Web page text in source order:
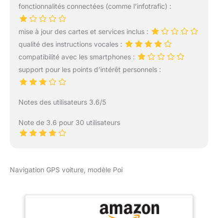
(3) Prend en charge la
signifie pas radio FM,
juste pour transmettre le
son GPS à votre voiture
Paramètres
personnalisés : (1) Vous
fonction du poids, de la
et de la largeur de votre
etc. (2) Prend en charge
taxi, urgence, vélo,
piéton Mise à jour
fonctionnalités connectées (comme l’infotrafic) :
mise à jour des cartes et services inclus :
qualité des instructions vocales :
compatibilité avec les smartphones :
support pour les points d’intérêt personnels :
Notes des utilisateurs 3.6/5
Note de 3.6 pour 30 utilisateurs
Navigation GPS voiture, modèle Poi